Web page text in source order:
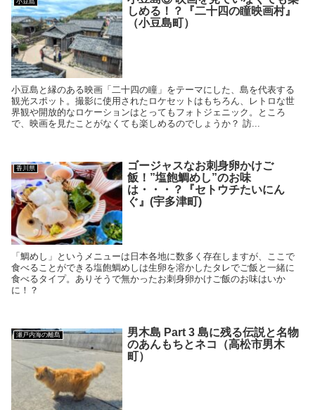
しめる！？『二十四の瞳映画村』
（小豆島町）
小豆島と縁のある映画「二十四の瞳」をテーマにした、島を代表する
観光スポット。撮影に使用されたロケセットはもちろん、レトロな世
界観や開放的なロケーションはとってもフォトジェニック。ところ
で、映画を見たことがなくても楽しめるのでしょうか？ 訪...
香川県
ゴージャスなお刺身卵かけご
飯！”塩飽鯛めし”のお味
は・・・？『セトウチたいにん
ぐ』(宇多津町)
「鯛めし」というメニューは日本各地に数多く存在しますが、ここで
食べることができる塩飽鯛めしは生卵を溶かしたタレでご飯と一緒に
食べるタイプ。ありそうで無かったお刺身卵かけご飯のお味はいか
に！？
瀬戸内海の離島
男木島 Part 3 島に残る伝説と名物
のあんもちとネコ（高松市男木
町）